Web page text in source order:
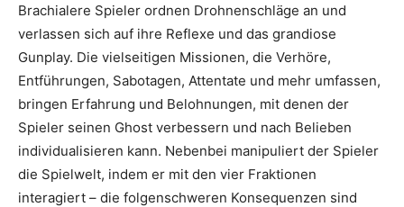
Brachialere Spieler ordnen Drohnenschläge an und
verlassen sich auf ihre Reflexe und das grandiose
Gunplay. Die vielseitigen Missionen, die Verhöre,
Entführungen, Sabotagen, Attentate und mehr umfassen,
bringen Erfahrung und Belohnungen, mit denen der
Spieler seinen Ghost verbessern und nach Belieben
individualisieren kann. Nebenbei manipuliert der Spieler
die Spielwelt, indem er mit den vier Fraktionen
interagiert – die folgenschweren Konsequenzen sind